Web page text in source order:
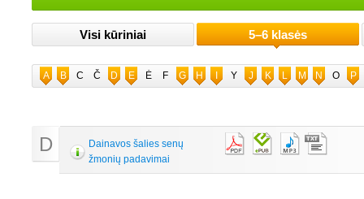
Visi kūriniai 5–6 klasės
A B C Č D E Ė F G H Y J K L M N O P
D
Dainavos šalies senų
žmonių padavimai